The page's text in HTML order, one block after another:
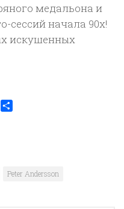
медальона и
сессий начала 90х!
искушенных
Pocket
Peter Andersson